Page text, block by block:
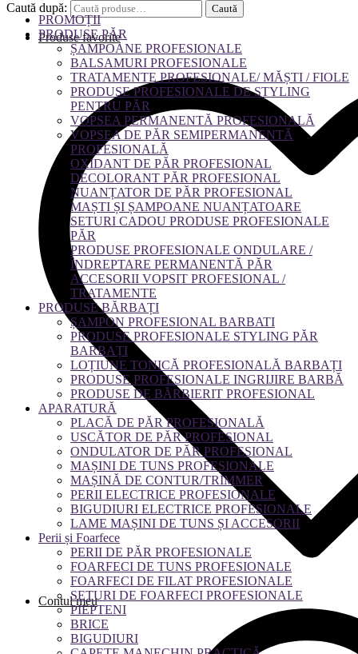
Caută după: Caută
Produse favorite
Contul meu
PROMOȚII
PRODUSE PĂR
ȘAMPOANE PROFESIONALE
BALSAMURI PROFESIONALE
TRATAMENTE PROFESIONALE/ MĂȘTI / FIOLE
PRODUSE PROFESIONALE DE STYLING
PENTRU PĂR
VOPSEA PERMANENTĂ PROFESIONALĂ
VOPSEA DE PĂR SEMIPERMANENTĂ
PROFESIONALĂ
OXIDANT DE PĂR PROFESIONAL
DECOLORANT PĂR PROFESIONAL
NUANȚATOR DE PĂR PROFESIONAL
MAȘTI ȘI ȘAMPOANE NUANȚATOARE
SETURI CADOU PRODUSE PROFESIONALE
PĂR
PRODUSE PROFESIONALE ONDULARE /
ÎNDREPTARE PERMANENTĂ PĂR
ACCESORII VOPSIT PROFESIONAL /
TRATAMENTE
PRODUSE BĂRBAȚI
ȘAMPON PROFESIONAL BARBATI
PRODUSE PROFESIONALE STYLING PĂR
BARBAȚI
LOȚIUNE TONICĂ PROFESIONALĂ BARBAȚI
PRODUSE PROFESIONALE INGRIJIRE BARBĂ
PRODUSE DE BĂRBIERIT PROFESIONAL
APARATURĂ
PLACĂ DE PĂR PROFESIONALĂ
USCĂTOR DE PĂR PROFESIONAL
ONDULATOR DE PĂR PROFESIONAL
MAȘINI DE TUNS PROFESIONALE
MAȘINĂ DE CONTUR/TRIMMER
PERII ELECTRICE PROFESIONALE
BIGUDIURI ELECTRICE PROFESIONALE
LAME MAȘINI DE TUNS ȘI ACCESORII
Perii și Foarfece
PERII DE PĂR PROFESIONALE
FOARFECI DE TUNS PROFESIONALE
FOARFECI DE FILAT PROFESIONALE
SETURI DE FOARFECI PROFESIONALE
PIEPTENI
BRICE
BIGUDIURI